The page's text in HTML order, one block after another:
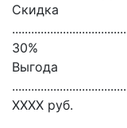
Скидка
30%
Выгода
XXXX руб.